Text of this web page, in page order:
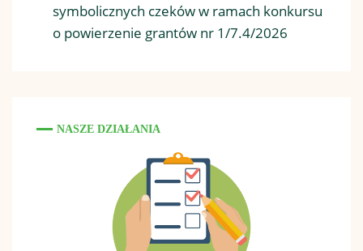
symbolicznych czeków w ramach konkursu
o powierzenie grantów nr 1/7.4/2026
NASZE DZIAŁANIA